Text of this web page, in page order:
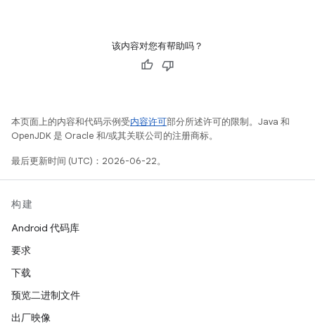
该内容对您有帮助吗？
本页面上的内容和代码示例受内容许可部分所述许可的限制。Java 和
OpenJDK 是 Oracle 和/或其关联公司的注册商标。
最后更新时间 (UTC)：2026-06-22。
构建
Android 代码库
要求
下载
预览二进制文件
出厂映像